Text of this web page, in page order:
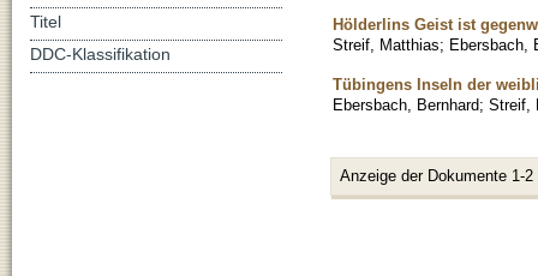
Hölderlins Geist ist
Streif, Matthias; Ebersbach,
Tübingens Inseln der
Ebersbach, Bernhard; Streif,
Anzeige der Dokumente 1-2
Titel
DDC-Klassifikation